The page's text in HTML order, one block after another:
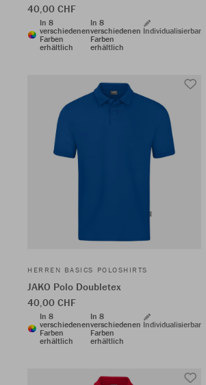
40,00 CHF
In 8
verschiedenen
Farben
erhältlich
In 8
verschiedenen
Farben
erhältlich
Individualisierbar
HERREN BASICS POLOSHIRTS
JAKO Polo Doubletex
40,00 CHF
In 8
verschiedenen
Farben
erhältlich
In 8
verschiedenen
Farben
erhältlich
Individualisierbar